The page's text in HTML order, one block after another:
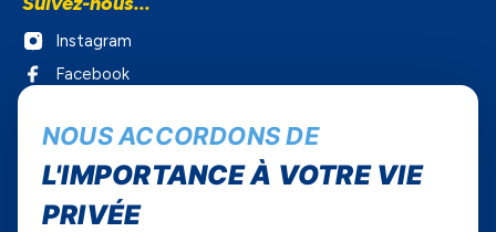
Instagram
Facebook
Youtube
Yas Sénégal
NOUS ACCORDONS DE
L'IMPORTANCE À VOTRE VIE
PRIVÉE